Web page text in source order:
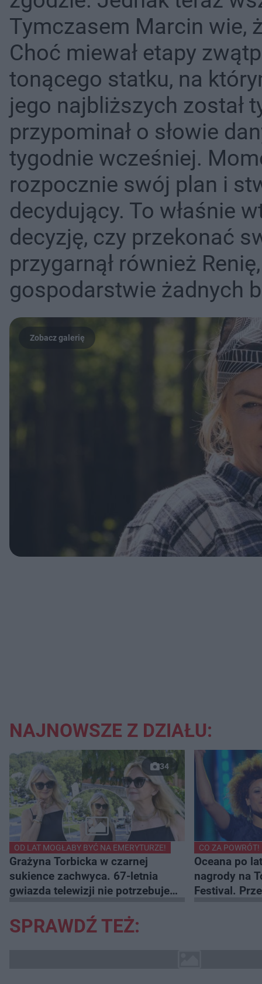
Tymczasem Marcin wie,
Choć miewał etapy
tonącego statku, na
jego najbliższych został
przypominał o słowie
tygodnie wcześniej.
rozpocznie swój plan i
decydujący. To właśnie
decyzję, czy przekonać
przygarnął również
gospodarstwie żadnych
NAJNOWSZE Z DZIAŁU:
34
OD LAT MOGŁABY BYĆ NA EMERYTURZE!
Grażyna Torbicka w czarnej
sukience zachwyca. 67-letnia
gwiazda telewizji nie potrzebuje
CO ZA POWRÓT!
Oceana po
nagrody na
Festival.
SPRAWDŹ TEŻ: